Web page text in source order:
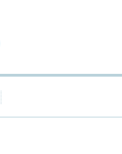
拠点一覧